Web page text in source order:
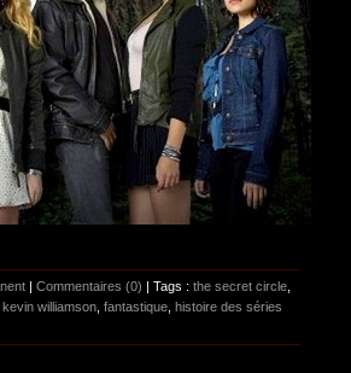
| Commentaires (0) | Tags : the secret circle
kevin williamson fantastique histoire des séries